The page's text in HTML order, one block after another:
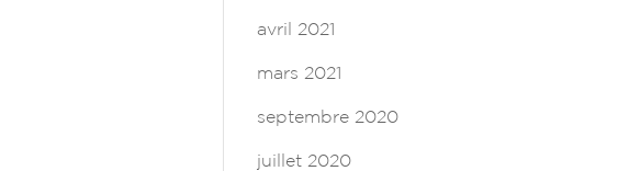
avril 2021
mars 2021
septembre 2020
juillet 2020